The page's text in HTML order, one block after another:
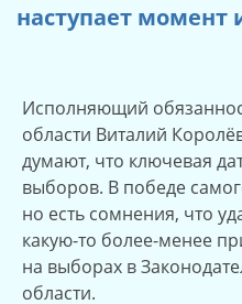
наступает момент
Исполняющий
области Виталий
думают, что ключевая
выборов. В победе
но есть сомнения, что
какую-то более-менее
на выборах в
области.